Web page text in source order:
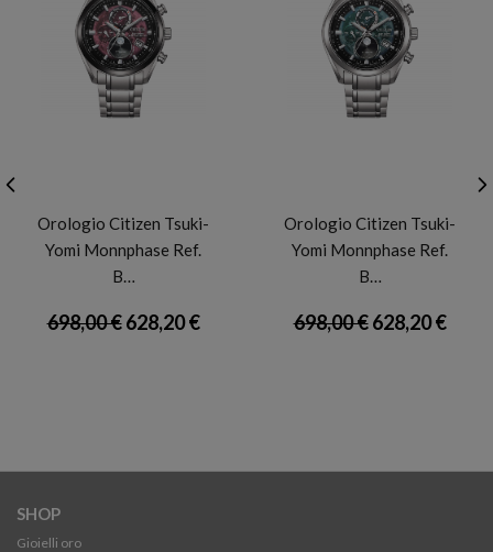
Orologio Citizen Tsuki-
Yomi Monnphase Ref.
B…
698,00 €628,20 €
Orologio Citizen Tsuki-
Yomi Monnphase Ref.
B…
698,00 €628,20 €
SHOP
Gioielli oro